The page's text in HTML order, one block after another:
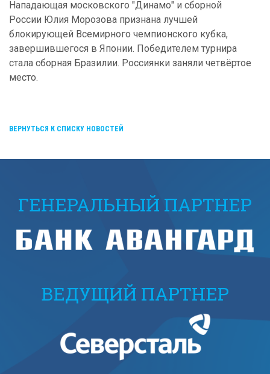
Нападающая московского "Динамо" и сборной
России Юлия Морозова признана лучшей
блокирующей Всемирного чемпионского кубка,
завершившегося в Японии. Победителем турнира
стала сборная Бразилии. Россиянки заняли четвёртое
место.
ВЕРНУТЬСЯ К СПИСКУ НОВОСТЕЙ
ГЕНЕРАЛЬНЫЙ ПАРТНЕР
ВЕДУЩИЙ ПАРТНЕР